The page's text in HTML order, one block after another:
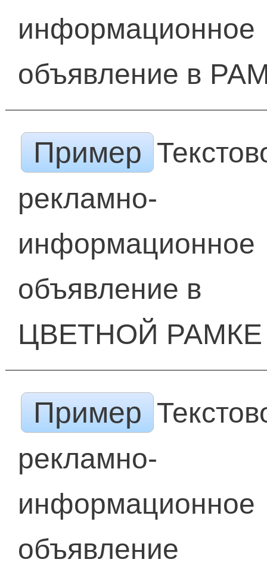
информационное
объявление в
Пример
рекламно-
информационное
объявление в
ЦВЕТНОЙ РАМКЕ
Пример
рекламно-
информационное
объявление